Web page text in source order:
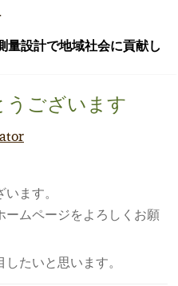
量設計で地域社会に貢献し
ございます
ます。
ムページをよろしくお願
たいと思います。